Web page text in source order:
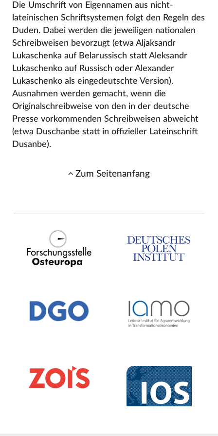
Die Umschrift von Eigennamen aus nicht-
lateinischen Schriftsystemen folgt den Regeln des
Duden. Dabei werden die jeweiligen nationalen
Schreibweisen bevorzugt (etwa Aljaksandr
Lukaschenka auf Belarussisch statt Aleksandr
Lukaschenko auf Russisch oder Alexander
Lukaschenko als eingedeutschte Version).
Ausnahmen werden gemacht, wenn die
Originalschreibweise von den in der deutsche
Presse vorkommenden Schreibweisen abweicht
(etwa Duschanbe statt in offizieller Lateinschrift
Dusanbe).
Zum Seitenanfang